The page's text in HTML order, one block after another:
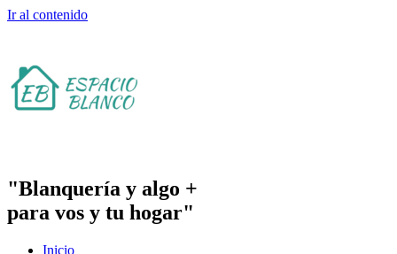
Ir al contenido
"Blanquería y algo +
para vos y tu hogar"
Inicio